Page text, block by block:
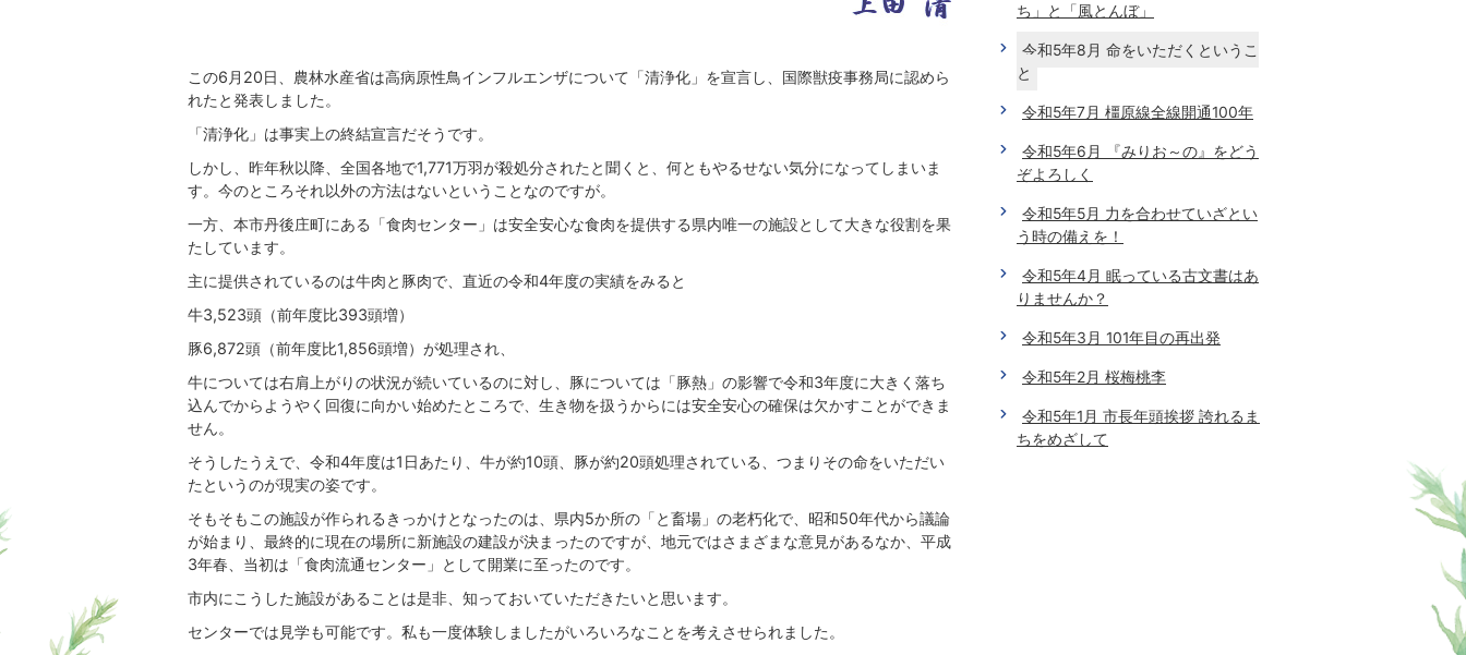
この6月20日、農林水産省は高病原性鳥インフルエンザについて「清浄化」を宣言し、国際獣疫事務局に認めら
れたと発表しました。
「清浄化」は事実上の終結宣言だそうです。
しかし、昨年秋以降、全国各地で1,771万羽が殺処分されたと聞くと、何ともやるせない気分になってしまいま
す。今のところそれ以外の方法はないということなのですが。
一方、本市丹後庄町にある「食肉センター」は安全安心な食肉を提供する県内唯一の施設として大きな役割を果
たしています。
主に提供されているのは牛肉と豚肉で、直近の令和4年度の実績をみると
牛3,523頭（前年度比393頭増）
豚6,872頭（前年度比1,856頭増）が処理され、
牛については右肩上がりの状況が続いているのに対し、豚については「豚熱」の影響で令和3年度に大きく落ち
込んでからようやく回復に向かい始めたところで、生き物を扱うからには安全安心の確保は欠かすことができま
せん。
そうしたうえで、令和4年度は1日あたり、牛が約10頭、豚が約20頭処理されている、つまりその命をいただい
たというのが現実の姿です。
そもそもこの施設が作られるきっかけとなったのは、県内5か所の「と畜場」の老朽化で、昭和50年代から議論
が始まり、最終的に現在の場所に新施設の建設が決まったのですが、地元ではさまざまな意見があるなか、平成
3年春、当初は「食肉流通センター」として開業に至ったのです。
市内にこうした施設があることは是非、知っておいていただきたいと思います。
センターでは見学も可能です。私も一度体験しましたがいろいろなことを考えさせられました。
ち」と「風とんぼ」
令和5年8月 命をいただくというこ
と
令和5年7月 橿原線全線開通100年
令和5年6月 『みりお～の』をどう
ぞよろしく
令和5年5月 力を合わせていざとい
う時の備えを！
令和5年4月 眠っている古文書はあ
りませんか？
令和5年3月 101年目の再出発
令和5年2月 桜梅桃李
令和5年1月 市長年頭挨拶 誇れるま
ちをめざして